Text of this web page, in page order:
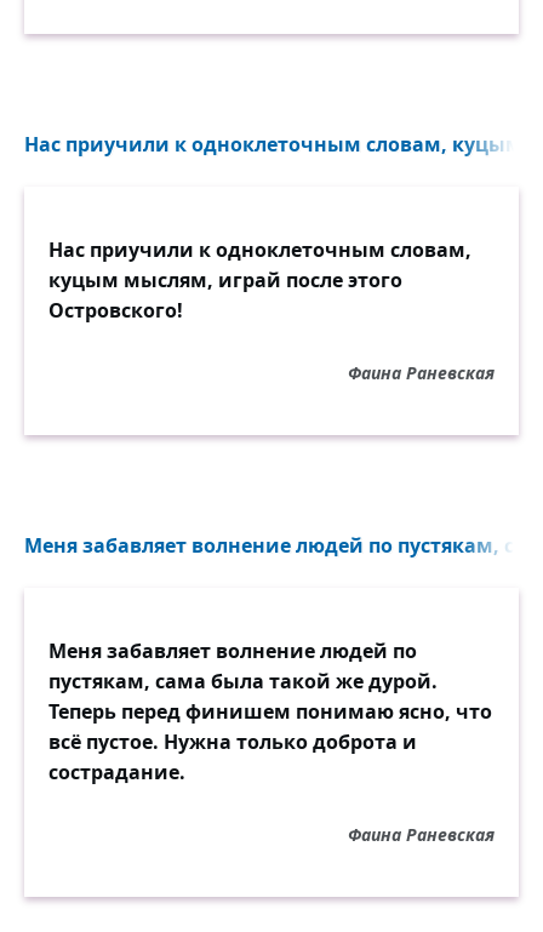
Нас приучили к одноклеточным словам, куцым
Нас приучили к одноклеточным словам,
куцым мыслям, играй после этого
Островского!
Фаина Раневская
Меня забавляет волнение людей по пустякам,
Меня забавляет волнение людей по
пустякам, сама была такой же дурой.
Теперь перед финишем понимаю ясно, что
всё пустое. Нужна только доброта и
сострадание.
Фаина Раневская